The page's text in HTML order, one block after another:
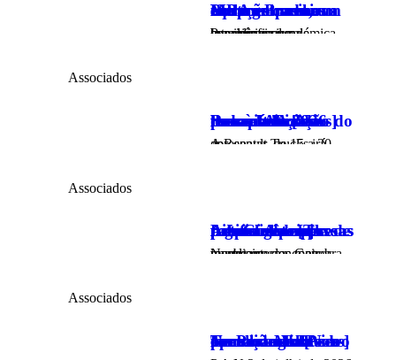
Um mestrado, um MBA em menos tempo: uma nova equação para acelerar carreiras entre o Brasil e Portugal
Para profissionais brasileiros que consideram uma experiência académica internacional, a…
Associados
Renault Trucks leva à IAA 2026 novas soluções para acelerar a descarbonização do transporte rodoviário [Nors]
A Renault Trucks irá apresentar, de 15 a 20 de…
Associados
A Inteligência Artificial precisa de regras. As empresas precisam de pessoas preparadas [The Life Curators]
Nesta semana, Genebra recebe um dos mais importantes encontros mundiais…
Associados
Nors nomeia Pedro Ferreira Monteiro para liderar a operação Volvo Trucks and Buses em Portugal [Nors]